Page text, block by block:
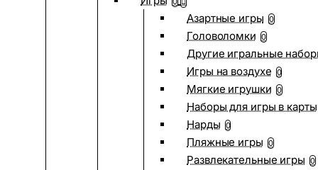
Азартные игры 0
Головоломки 0
Другие игральные
Игры на воздухе 0
Мягкие игрушки 0
Наборы для игры в карты
Нарды 0
Пляжные игры 0
Развлекательные игры 0